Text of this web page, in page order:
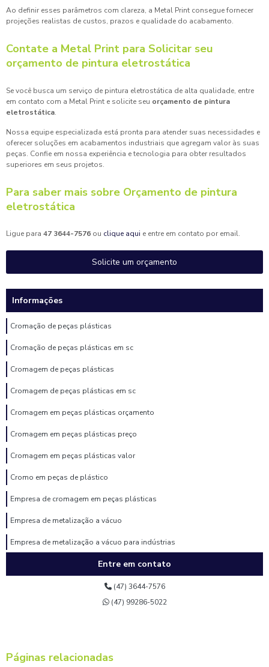
Ao definir esses parâmetros com clareza, a Metal Print consegue fornecer
projeções realistas de custos, prazos e qualidade do acabamento.
Contate a Metal Print para Solicitar seu
orçamento de pintura eletrostática
Se você busca um serviço de pintura eletrostática de alta qualidade, entre
em contato com a Metal Print e solicite seu orçamento de pintura
eletrostática.
Nossa equipe especializada está pronta para atender suas necessidades e
oferecer soluções em acabamentos industriais que agregam valor às suas
peças. Confie em nossa experiência e tecnologia para obter resultados
superiores em seus projetos.
Para saber mais sobre Orçamento de pintura
eletrostática
Ligue para 47 3644-7576 ou clique aqui e entre em contato por email.
Solicite um orçamento
Informações
Cromação de peças plásticas
Cromação de peças plásticas em sc
Cromagem de peças plásticas
Cromagem de peças plásticas em sc
Cromagem em peças plásticas orçamento
Cromagem em peças plásticas preço
Cromagem em peças plásticas valor
Cromo em peças de plástico
Empresa de cromagem em peças plásticas
Empresa de metalização a vácuo
Empresa de metalização a vácuo para indústrias
Empresa de pintura eletrostática
Empresa de pintura eletrostática a pó
Empresa de pintura eletrostática para indústria
Entre em contato
(47) 3644-7576
(47) 99286-5022
Páginas relacionadas